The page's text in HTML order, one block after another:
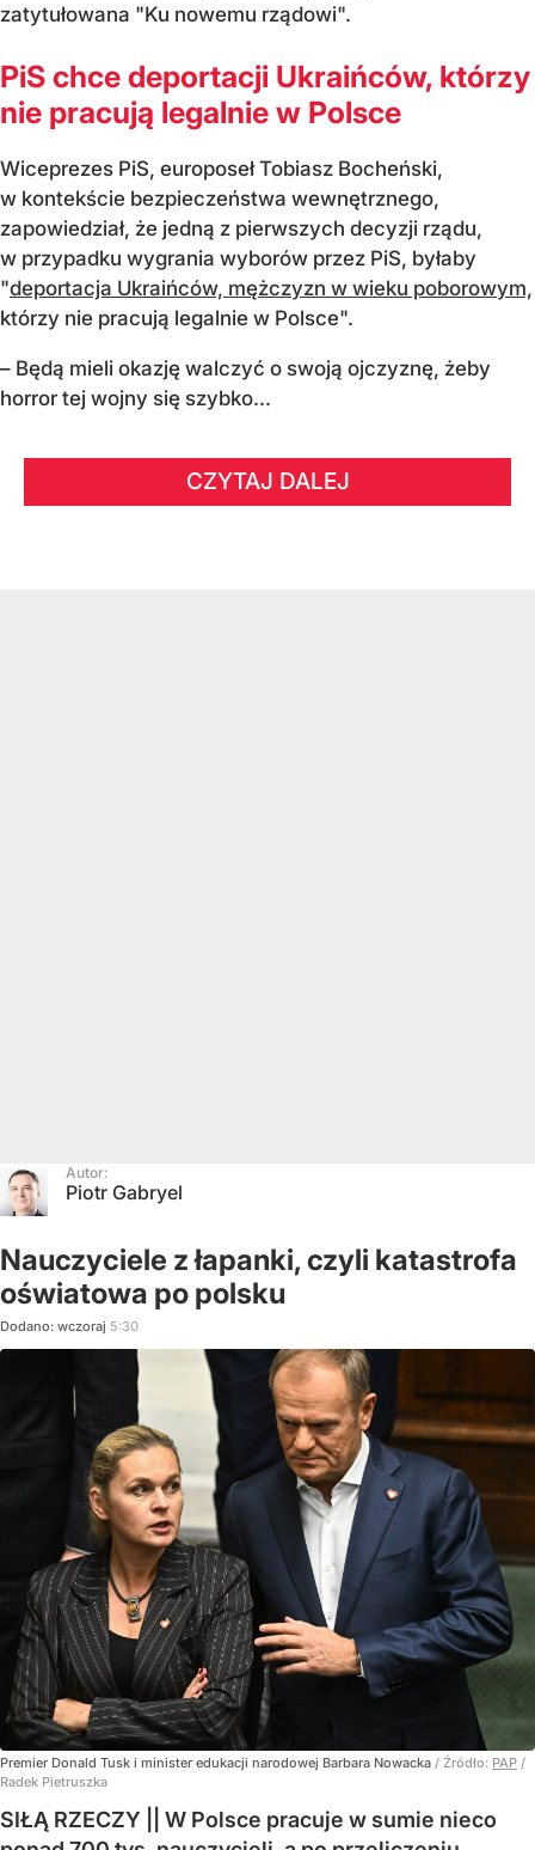
zatytułowana "Ku nowemu rządowi".
PiS chce deportacji Ukraińców, którzy
nie pracują legalnie w Polsce
Wiceprezes PiS, europoseł Tobiasz Bocheński,
w kontekście bezpieczeństwa wewnętrznego,
zapowiedział, że jedną z pierwszych decyzji rządu,
w przypadku wygrania wyborów przez PiS, byłaby
"deportacja Ukraińców, mężczyzn w wieku poborowym,
którzy nie pracują legalnie w Polsce".
– Będą mieli okazję walczyć o swoją ojczyznę, żeby
horror tej wojny się szybko...
CZYTAJ DALEJ
Autor:
Piotr Gabryel
Nauczyciele z łapanki, czyli katastrofa
oświatowa po polsku
Dodano: wczoraj 5:30
Premier Donald Tusk i minister edukacji narodowej Barbara Nowacka / Źródło: PAP /
Radek Pietruszka
SIŁĄ RZECZY || W Polsce pracuje w sumie nieco